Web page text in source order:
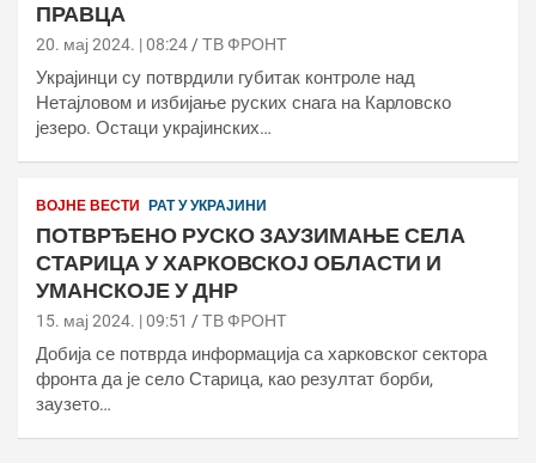
ПРАВЦА
20. мај 2024. | 08:24 ТВ ФРОНТ
Украјинци су потврдили губитак контроле над
Нетајловом и избијање руских снага на Карловско
језеро. Остаци украјинских…
ВОЈНЕ ВЕСТИ РАТ У УКРАЈИНИ
ПОТВРЂЕНО РУСКО ЗАУЗИМАЊЕ СЕЛА
СТАРИЦА У ХАРКОВСКОЈ ОБЛАСТИ И
УМАНСКОЈЕ У ДНР
15. мај 2024. | 09:51 ТВ ФРОНТ
Добија се потврда информација са харковског сектора
фронта да је село Старица, као резултат борби,
заузето…